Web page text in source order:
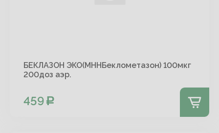
БЕКЛАЗОН ЭКО(МННБеклометазон) 100мкг
200доз аэр.
459